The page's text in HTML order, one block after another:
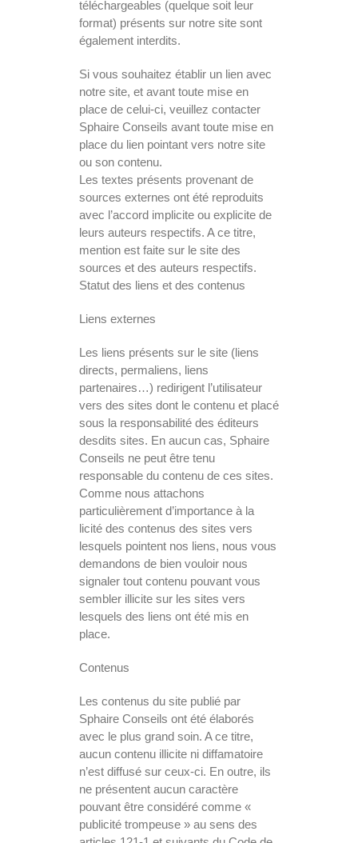
téléchargeables (quelque soit leur
format) présents sur notre site sont
également interdits.
Si vous souhaitez établir un lien avec
notre site, et avant toute mise en
place de celui-ci, veuillez contacter
Sphaire Conseils avant toute mise en
place du lien pointant vers notre site
ou son contenu.
Les textes présents provenant de
sources externes ont été reproduits
avec l’accord implicite ou explicite de
leurs auteurs respectifs. A ce titre,
mention est faite sur le site des
sources et des auteurs respectifs.
Statut des liens et des contenus
Liens externes
Les liens présents sur le site (liens
directs, permaliens, liens
partenaires…) redirigent l’utilisateur
vers des sites dont le contenu et placé
sous la responsabilité des éditeurs
desdits sites. En aucun cas, Sphaire
Conseils ne peut être tenu
responsable du contenu de ces sites.
Comme nous attachons
particulièrement d’importance à la
licité des contenus des sites vers
lesquels pointent nos liens, nous vous
demandons de bien vouloir nous
signaler tout contenu pouvant vous
sembler illicite sur les sites vers
lesquels des liens ont été mis en
place.
Contenus
Les contenus du site publié par
Sphaire Conseils ont été élaborés
avec le plus grand soin. A ce titre,
aucun contenu illicite ni diffamatoire
n’est diffusé sur ceux-ci. En outre, ils
ne présentent aucun caractère
pouvant être considéré comme «
publicité trompeuse » au sens des